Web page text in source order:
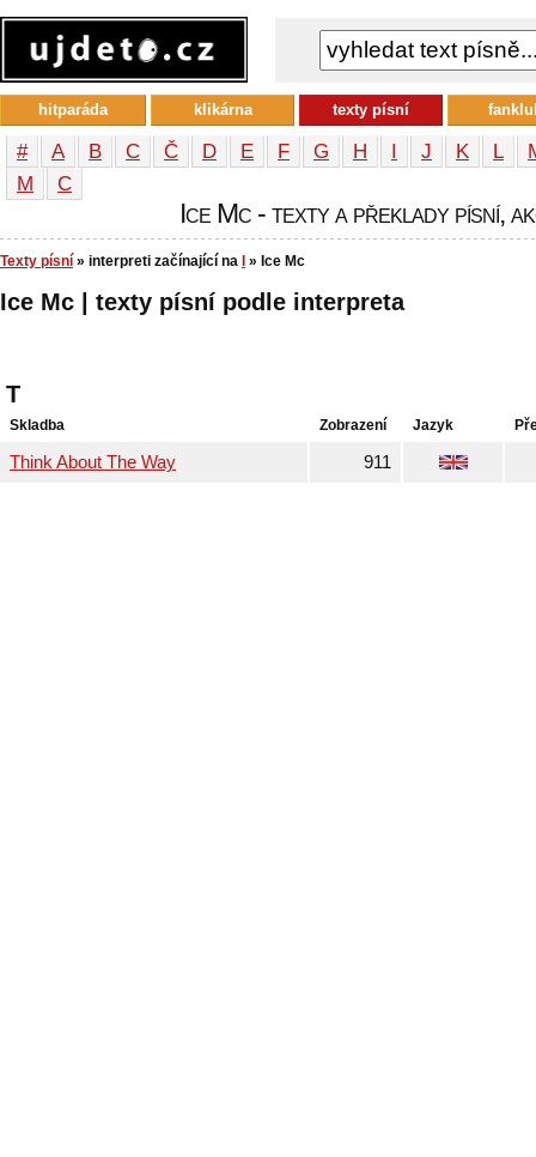
# A B C Č D E F G H I J K L
М
С
Ice Mc - texty a překlady písní,
Texty písní » interpreti začínající na » Ice Mc
Ice Mc | texty písní podle interpreta
T
Skladba Zobrazení Jazyk
Think About The Way 911
hitparáda klikárna texty písní